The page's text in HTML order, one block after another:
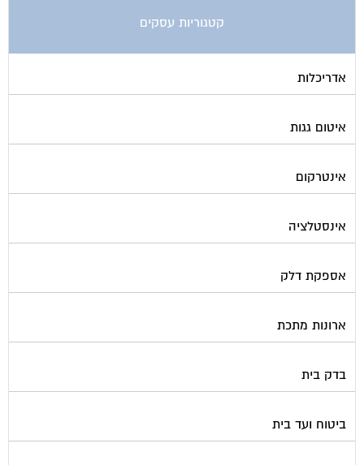
קטגוריות עסקים
אדריכלות
איטום גגות
אינטרקום
אינסטלציה
אספקת דלק
ארונות מתכת
בדק בית
ביטוח ועד בית